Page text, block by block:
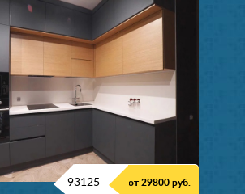
93125 от 29800 руб.